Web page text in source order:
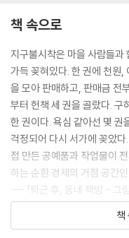
책 속으로
지구불시착은 마을 사람들과
가득 꽂혀있다. 한 권에 천원,
을 모아 판매하고, 판매금 전
부터 헌책 세 권을 골랐다. 구
한 권이다. 욕심 같아선 몇 권
걱정되어 다시 서가에 꽂았
접 만든 공예품과 작업물이
하는 순환 경제의 거점 공간
--- 「퇴근 후, 동네 책방 - 그
책방을 하는 동안 책방일지
책